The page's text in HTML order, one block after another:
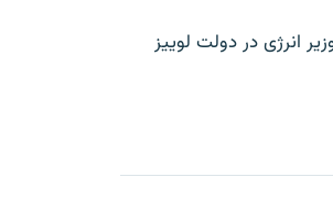
انرژی در دولت لوییز